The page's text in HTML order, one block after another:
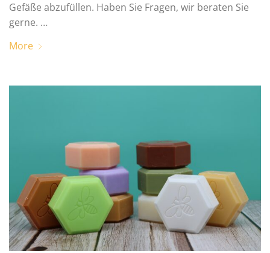
Gefäße abzufüllen. Haben Sie Fragen, wir beraten Sie
gerne. …
More